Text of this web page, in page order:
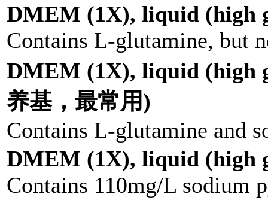
DMEM (1X), liquid (high
Contains L-glutamine, but
DMEM (1X), liquid (high
养基，最常用)
Contains L-glutamine and
DMEM (1X), liquid (high
Contains 110mg/L sodium